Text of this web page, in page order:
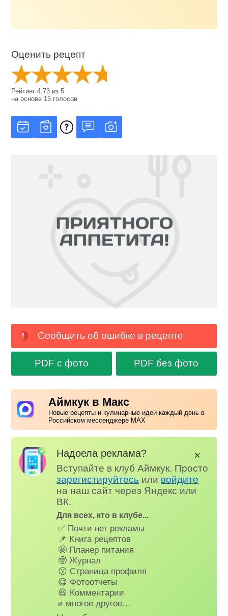
Оценить рецепт
Рейтинг4.73 из5
на основе 15 голосов
Сообщить об ошибке в рецепте
PDF с фото PDF без фото
Аймкук в Макс
Новые рецепты и кулинарные идеи каждый день в
Российском мессенджере MAX
Надоела реклама?
Вступайте в клуб Аймкук. Просто
зарегистируйтесь или войдите
на наш сайт через Яндекс или
ВК.
Для всех, кто в клубе...
✅ Почти нет рекламы
📌 Книга рецептов
🤩 Планер питания
🤓 Журнал
😗 Страница профиля
😋 Фотоотчеты
😃 Комментарии
и многое другое…
✕